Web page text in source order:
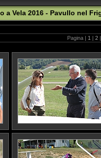
a Vela 2016 - Pavullo nel
Pagina | 1 | 2 |